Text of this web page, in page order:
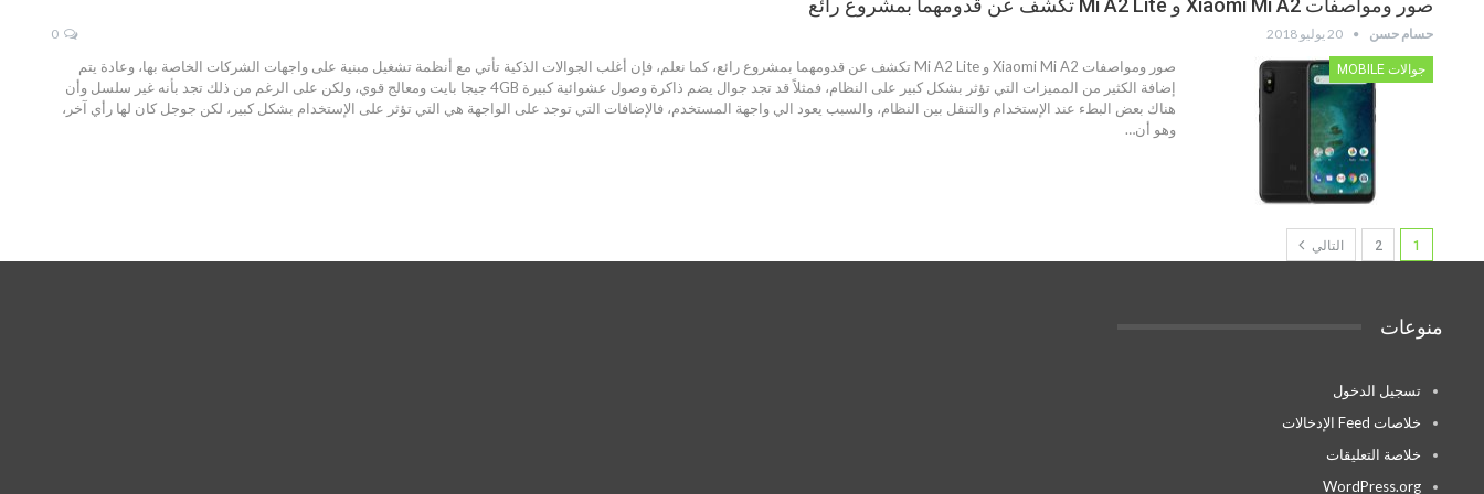
صور ومواصفات Xiaomi Mi A2 و Mi A2 Lite تكشف عن قدومهما بمشروع رائع
حسام حسن 20 يوليو 2018
جوالات MOBILE
صور ومواصفات Xiaomi Mi A2 و Mi A2 Lite تكشف عن قدومهما بمشروع رائع، كما نعلم، فإن أغلب الجوالات الذكية تأتي مع أنظمة تشغيل مبنية على واجهات الشركات الخاصة بها، وعادة يتم
إضافة الكثير من المميزات التي تؤثر بشكل كبير على النظام، فمثلاً قد تجد جوال يضم ذاكرة وصول عشوائية كبيرة 4GB جيجا بايت ومعالج قوي، ولكن على الرغم من ذلك تجد بأنه غير سلسل وأن
هناك بعض البطء عند الإستخدام والتنقل بين النظام، والسبب يعود الي واجهة المستخدم، فالإضافات التي توجد على الواجهة هي التي تؤثر على الإستخدام بشكل كبير، لكن جوجل كان لها رأي آخر،
وهو أن…
1
2 التالي
منوعات
تسجيل الدخول
خلاصات Feed الإدخالات
خلاصة التعليقات
WordPress.org